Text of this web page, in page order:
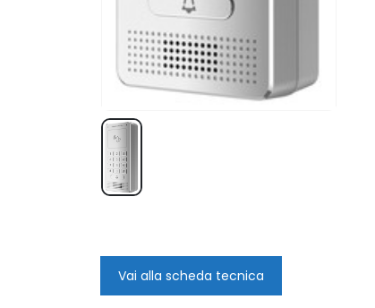
Vai alla scheda tecnica